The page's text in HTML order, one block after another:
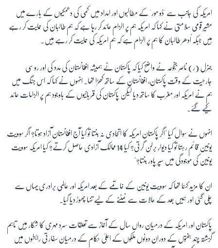
امریکہ کی جانب سے 'ڈو مور' کے مطالبوں اور امداد میں کمی کی دھمکیوں کے بارے میں
مشیر قومی سلامتی نے کہا کہ امریکہ ہم پر الزام عائد کر رہا ہے کہ ہم طالبان کی حمایت کر رہے
ہیں جبکہ اُدھر طالبان کا ہم پر الزام ہے کہ ہم امریکہ کی حمایت کر رہے ہیں۔
جنرل (ر) ناصر جنجوعہ نے واضح کیا کہ پاکستان نے ہمیشہ افغانستان کی مدد کی اور روسی
جارحیت کے وقت پاکستان، افغانستان کے ساتھ کھڑا تھا۔ انہوں نے کہا کہ اس جنگ میں
ہم نے امریکہ اور مغرب کا ساتھ دیا لیکن پاکستان کی قربانیوں کے باوجود ہم پر الزامات عائد
کیے گئے۔
انہوں نے سوال کیا "اگر پاکستان امریکہ کا اتحادی نہ بنتا تو کیا آج افغانستان آزاد ہوتا؟ اگر سوویت
یونین قائم رہتا تو کیا دیوارِ برلن گرتی؟ کیا 14 ممالک آزادی حاصل کرتے؟ کیا امریکہ سوویت
یونین کی موجودگی میں سپر پاور بنتا؟"
ان کا مزید کہنا تھا کہ سوویت یونین کے خاتمے کے بعد امریکہ اور عالمی برادری یہاں سے
چلی گئی اور ہمیں بعد کے حالات سے نمٹنے کے لیے تنہا چھوڑ دیا گیا۔
پاکستان اور امریکہ کے درمیان رواں سال کے آغاز سے تعلقات سرد مہری کا شکار ہیں تاہم
گزشتہ چند ہفتوں کے دوران دونوں ملکوں کے اعلیٰ حکام کے درمیان سفارتی رابطوں میں